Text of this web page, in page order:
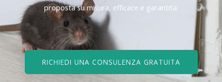
proposta su misura, efficace e garantita.
RICHIEDI UNA CONSULENZA GRATUITA